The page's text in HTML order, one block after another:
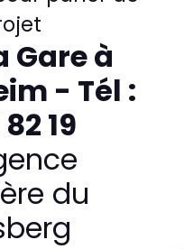
Gare à
- Tél :
19
du